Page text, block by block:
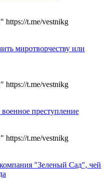
https://t.me/vestnikg
миротворчеству или
https://t.me/vestnikg
преступление
https://t.me/vestnikg
"Зеленый Сад", чей